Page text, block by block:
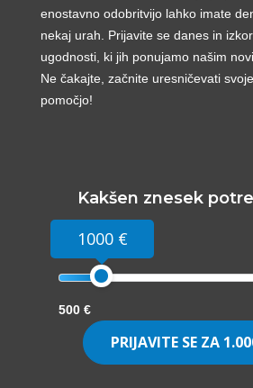
enostavno odobritvijo lahko imate
nekaj urah. Prijavite se danes in
ugodnosti, ki jih ponujamo našim
Ne čakajte, začnite uresničevati
pomočjo!
Kakšen znesek
1000 €
500 €
PRIJAVITE SE ZA